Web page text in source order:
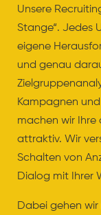
Unsere
Stange“. Jedes
eigene
und genau
Kampagnen
machen wir Ihre
attraktiv. Wir
Schalten von
Dialog mit Ihrer
Dabei gehen